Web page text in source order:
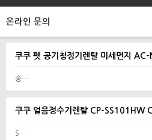
온라인 문의
쿠쿠 펫 공기청정기렌탈 미세먼지
송…
쿠쿠 얼음정수기렌탈 CP-SS101HW
S…